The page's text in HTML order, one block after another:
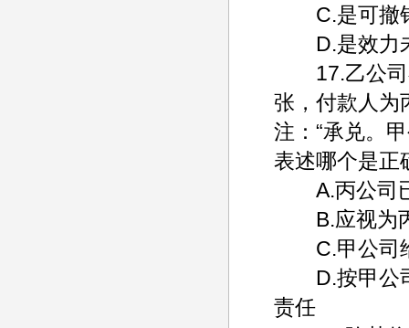
C.是可撤
D.是效力
17.乙公司
张，付款人为
注：“承兑。
表述哪个是正
A.丙公司已
B.应视为丙
C.甲公司给
D.按甲公司
责任